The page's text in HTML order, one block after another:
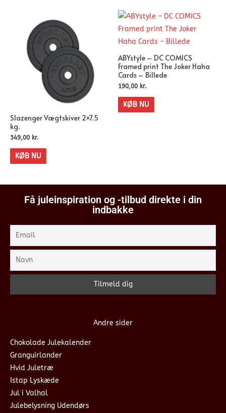
Slazenger Vægtskiver 2×7.5
kg.
349,00 kr.
KØB NU
ABYstyle – DC COMICS
Framed print The Joker Haha
Cards – Billede
190,00 kr.
KØB NU
Få juleinspiration og -tilbud direkte i din
indbakke
Andre sider
Chokolade Julekalender
Granguirlander
Hvid Juletræ
Istap Lyskæde
Jul i Valhal
Julebelysning Udendørs